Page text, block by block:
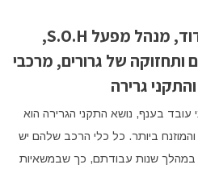
ראיון עם מר זבולון דוד, מנהל מפעל S.O.H,
ותחזוקה של גרורים, מרכבי
גרירה
בענף, נושא התקני הגרירה הוא
ביותר. כל כלי הרכב שלהם יש
במהלך שנות עבודתם, כך שבמשאיות